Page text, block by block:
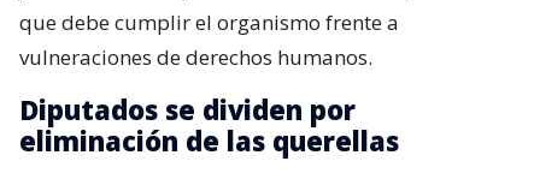
que debe cumplir el organismo frente a
vulneraciones de derechos humanos.
Diputados se dividen por
eliminación de las querellas